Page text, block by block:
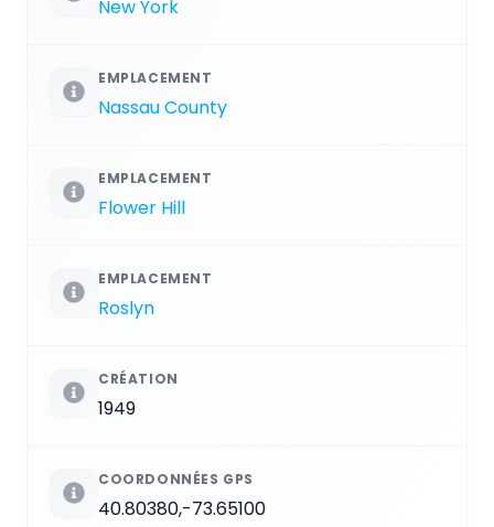
New York
EMPLACEMENT
Nassau County
EMPLACEMENT
Flower Hill
EMPLACEMENT
Roslyn
CRÉATION
1949
COORDONNÉES GPS
40.80380,-73.65100